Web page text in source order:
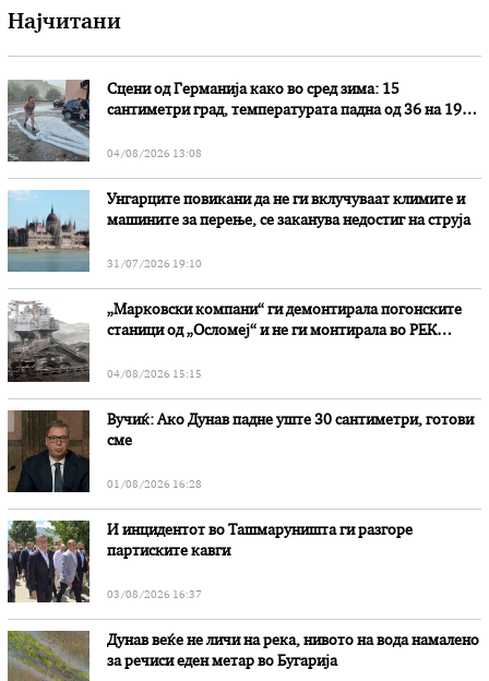
Најчитани
Сцени од Германија како во сред зима: 15
сантиметри град, температурата падна од 36 на 19
04/08/2026 13:08
Унгарците повикани да не ги вклучуваат климите и
машините за перење, се заканува недостиг на струја
31/07/2026 19:10
„Марковски компани“ ги демонтирала погонските
станици од „Осломеј“ и не ги монтирала во РЕК
04/08/2026 15:15
Вучиќ: Ако Дунав падне уште 30 сантиметри, готови
сме
01/08/2026 16:28
И инцидентот во Ташмаруништa ги разгоре
партиските кавги
03/08/2026 16:37
Дунав веќе не личи на река, нивото на вода намалено
за речиси еден метар во Бугарија